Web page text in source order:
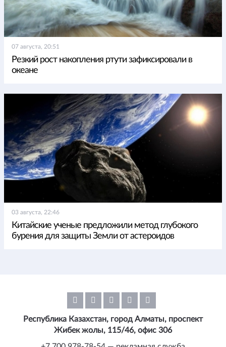
07 августа, 20:51
Резкий рост накопления ртути зафиксировали в
океане
03 августа, 22:46
Китайские ученые предложили метод глубокого
бурения для защиты Земли от астероидов
Республика Казахстан, город Алматы, проспект
Жибек жолы, 115/46, офис 306